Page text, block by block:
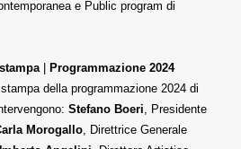
e Public program di
| Programmazione 2024
della programmazione 2024 di
Stefano Boeri , Presidente
Morogallo , Direttrice Generale